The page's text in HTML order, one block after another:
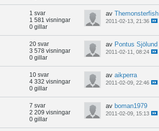
1 svar
1 581 visningar
0 gillar
av Themonsterfish
2011-02-13, 21:36
20 svar
3 578 visningar
0 gillar
av Pontus Sjölund
2011-02-11, 08:24
10 svar
4 332 visningar
0 gillar
av aikperra
2011-02-09, 22:46
7 svar
2 209 visningar
0 gillar
av boman1979
2011-02-09, 15:13